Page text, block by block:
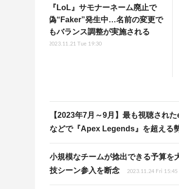
『LoL』サモナーネーム廃止で
偽“Faker”発生中…名前の変更で
もバランス調整が実施される
2023.11.21 Tue 19:30
【2023年7月～9月】最も視聴され
などで『Apex Legends』を超える
小規模なチームが捻出できる予算
技シーン参入を断念
2023.11.24 Fri 15:45